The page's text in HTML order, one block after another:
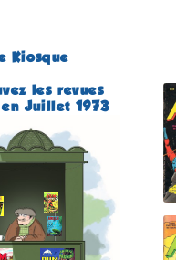
Kiosque
les revues
en Juillet 1973